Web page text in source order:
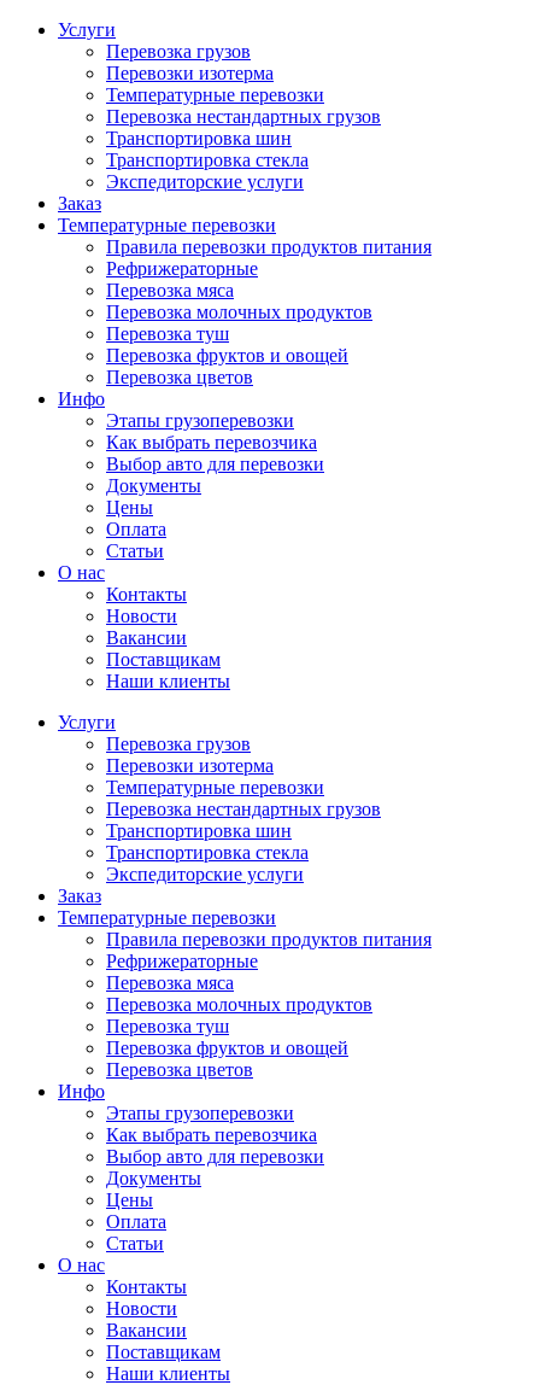
Услуги
Перевозка грузов
Перевозки изотерма
Температурные перевозки
Перевозка нестандартных грузов
Транспортировка шин
Транспортировка стекла
Экспедиторские услуги
Заказ
Температурные перевозки
Правила перевозки продуктов питания
Рефрижераторные
Перевозка мяса
Перевозка молочных продуктов
Перевозка туш
Перевозка фруктов и овощей
Перевозка цветов
Инфо
Этапы грузоперевозки
Как выбрать перевозчика
Выбор авто для перевозки
Документы
Цены
Оплата
Статьи
О нас
Контакты
Новости
Вакансии
Поставщикам
Наши клиенты
Услуги
Перевозка грузов
Перевозки изотерма
Температурные перевозки
Перевозка нестандартных грузов
Транспортировка шин
Транспортировка стекла
Экспедиторские услуги
Заказ
Температурные перевозки
Правила перевозки продуктов питания
Рефрижераторные
Перевозка мяса
Перевозка молочных продуктов
Перевозка туш
Перевозка фруктов и овощей
Перевозка цветов
Инфо
Этапы грузоперевозки
Как выбрать перевозчика
Выбор авто для перевозки
Документы
Цены
Оплата
Статьи
О нас
Контакты
Новости
Вакансии
Поставщикам
Наши клиенты